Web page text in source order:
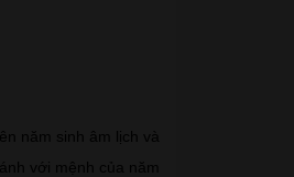
năm sinh âm lịch và
với mệnh của năm